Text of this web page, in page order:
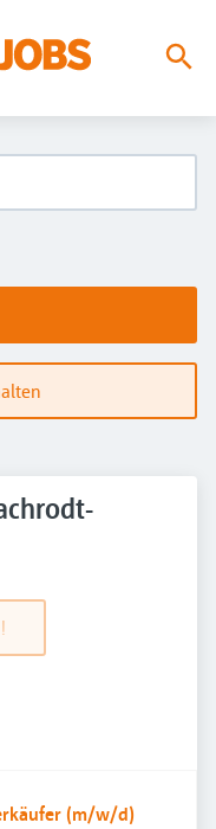
(m/w/d)